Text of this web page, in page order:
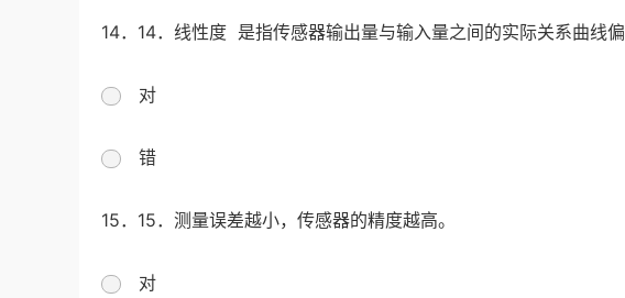
14．14．线性度 是指传感器输出量与输入量之间的实际关系曲线偏
对
错
15．15．测量误差越小，传感器的精度越高。
对